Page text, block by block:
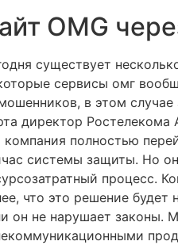
OMG
существует
сервисы омг
в этом
директор Ростелекома
компания полностью
системы защиты. Но
процесс.
что это решение будет
он не нарушает законы.